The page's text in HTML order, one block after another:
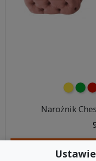
żółty
Narożnik